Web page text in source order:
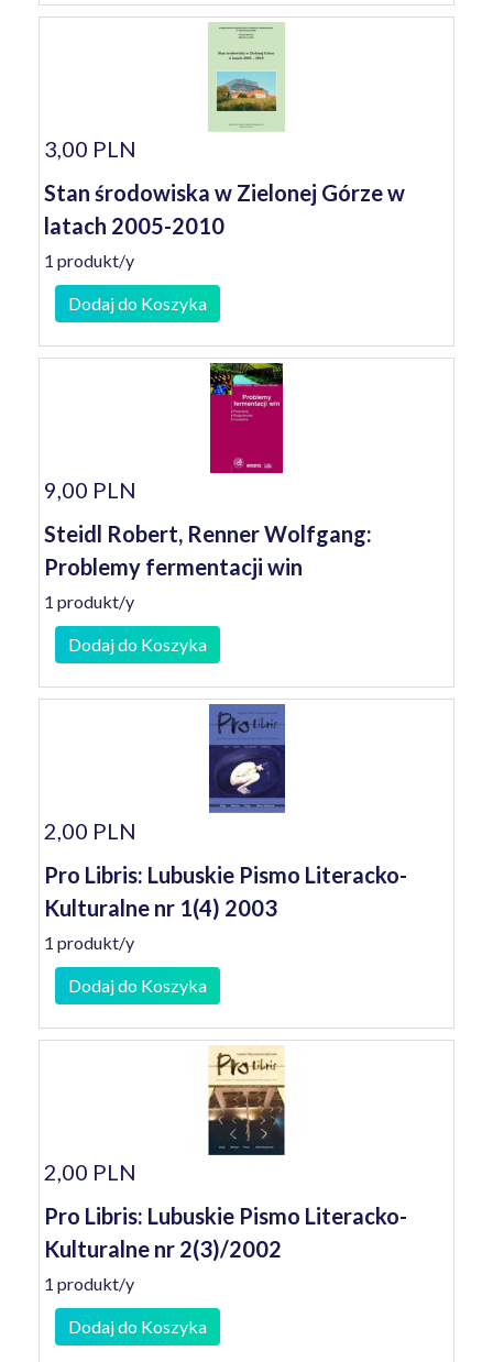
3,00 PLN
Stan środowiska w Zielonej Górze w
latach 2005-2010
1 produkt/y
Dodaj do Koszyka
9,00 PLN
Steidl Robert, Renner Wolfgang:
Problemy fermentacji win
1 produkt/y
Dodaj do Koszyka
2,00 PLN
Pro Libris: Lubuskie Pismo Literacko-
Kulturalne nr 1(4) 2003
1 produkt/y
Dodaj do Koszyka
2,00 PLN
Pro Libris: Lubuskie Pismo Literacko-
Kulturalne nr 2(3)/2002
1 produkt/y
Dodaj do Koszyka